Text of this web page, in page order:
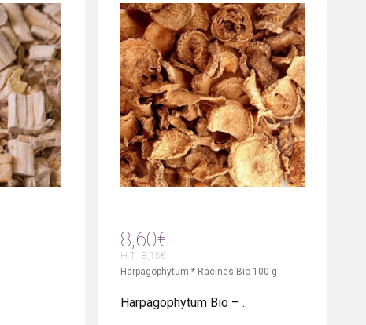
8,60€
H.T : 8,15€
Harpagophytum * Racines Bio 100 g
Harpagophytum Bio – ..